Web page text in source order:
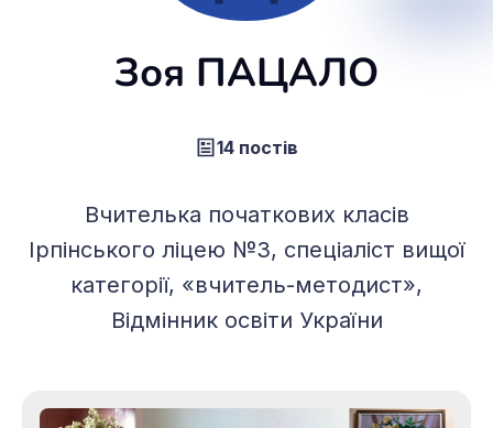
Зоя ПАЦАЛО
14 постів
Вчителька початкових класів
Ірпінського ліцею №3, спеціаліст вищої
категорії, «вчитель-методист»,
Відмінник освіти України